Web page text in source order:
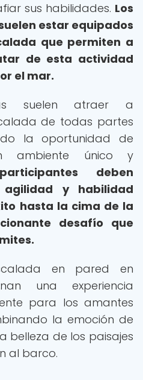
sus habilidades. Los
estar equipados
que permiten a
de esta actividad
el mar.
suelen atraer a
de todas partes
la oportunidad de
ambiente único y
deben
agilidad y habilidad
hasta la cima de la
desafío que
en pared en
una experiencia
para los amantes
la emoción de
belleza de los paisajes
al barco.